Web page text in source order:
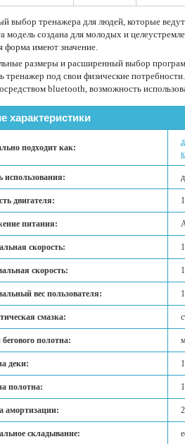
выбор тренажера для людей, которые
модель создана для молодых и
форма имеют значение.
размеры и расширенный выбор
тренажер под свои физические
bluetooth, возможность
характеристики
подходит как:
использования:
двигателя:
питания:
скорость:
скорость:
вес пользователя:
смазка:
полотна:
деки:
полотна:
амортизации:
складывание: